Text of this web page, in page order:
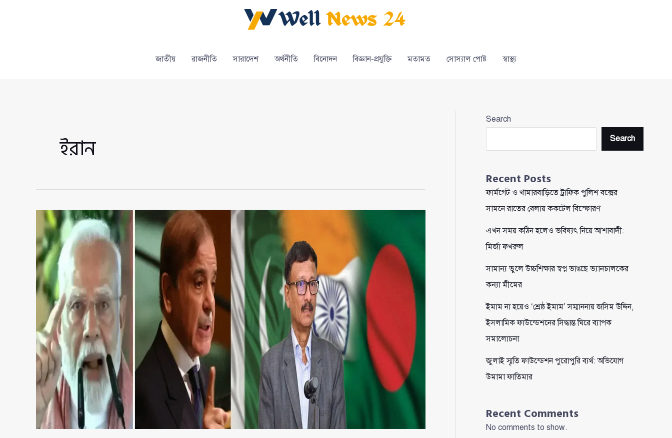
জাতীয় রাজনীতি সারাদেশ অর্থনীতি বিনোদন বিজ্ঞান-প্রযুক্তি মতামত সোস্যাল পোষ্ট স্বাস্থ্য
ইরান
Search
Search
Recent Posts
ফার্মগেট ও খামারবাড়িতে ট্রাফিক পুলিশ বক্সের
সামনে রাতের বেলায় ককটেল বিস্ফোরণ
এখন সময় কঠিন হলেও ভবিষ্যৎ নিয়ে আশাবাদী:
মির্জা ফখরুল
সামান্য ভুলে উচ্চশিক্ষার স্বপ্ন ভাঙছে ভ্যানচালকের
কন্যা মীমের
ইমাম না হয়েও ‘শ্রেষ্ঠ ইমাম’ সম্মাননায় জসিম উদ্দিন,
ইসলামিক ফাউন্ডেশনের সিদ্ধান্ত ঘিরে ব্যাপক
সমালোচনা
জুলাই স্মৃতি ফাউন্ডেশন পুরোপুরি ব্যর্থ: অভিযোগ
উমামা ফাতিমার
Recent Comments
No comments to show.